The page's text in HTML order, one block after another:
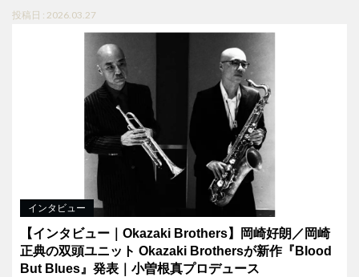
投稿日 : 2026.03.27
インタビュー
【インタビュー｜Okazaki Brothers】岡崎好朗／岡崎
正典の双頭ユニット Okazaki Brothersが新作『Blood
But Blues』発表｜小曽根真プロデュース